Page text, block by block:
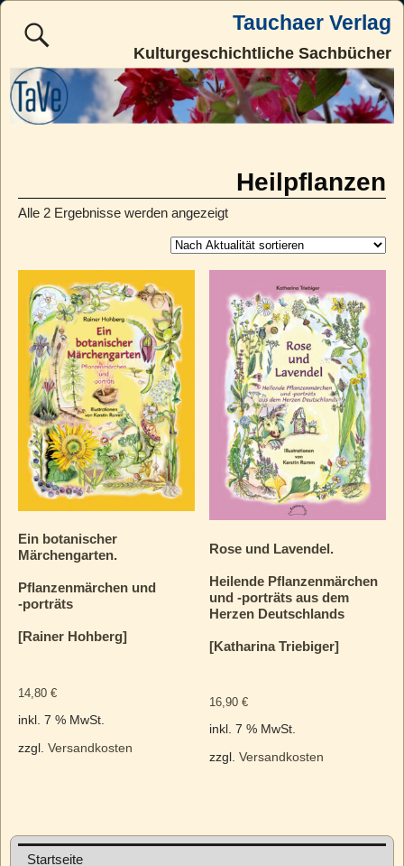
Tauchaer Verlag
Kulturgeschichtliche Sachbücher
Heilpflanzen
Alle 2 Ergebnisse werden angezeigt
Ein botanischer
Märchengarten.
Pflanzenmärchen und
‑porträts
[Rainer Hohberg]
14,80 €
inkl. 7 % MwSt.
zzgl. Versandkosten
Rose und Lavendel.
Heilende Pflanzenmärchen
und ‑porträts aus dem
Herzen Deutschlands
[Katharina Triebiger]
16,90€
inkl. 7 % MwSt.
zzgl.Versandkosten
Startseite